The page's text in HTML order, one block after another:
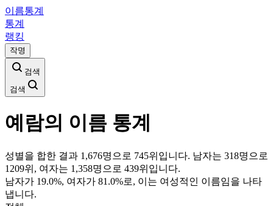
이름통계
통계
랭킹
작명
검색
검색
예람의 이름 통계
성별을 합한 결과 1,676명으로 745위입니다. 남자는 318명으로
1209위, 여자는 1,358명으로 439위입니다.
남자가 19.0%, 여자가 81.0%로, 이는 여성적인 이름임을 나타
냅니다.